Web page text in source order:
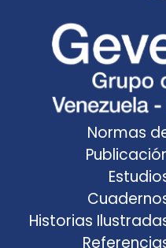
Normas
Historias